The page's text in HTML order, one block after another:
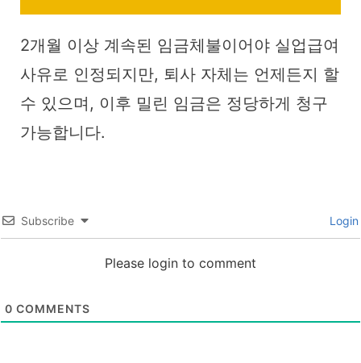
2개월 이상 계속된 임금체불이어야 실업급여
사유로 인정되지만, 퇴사 자체는 언제든지 할
수 있으며, 이후 밀린 임금은 정당하게 청구
가능합니다.
Subscribe Login
Please login to comment
0 COMMENTS